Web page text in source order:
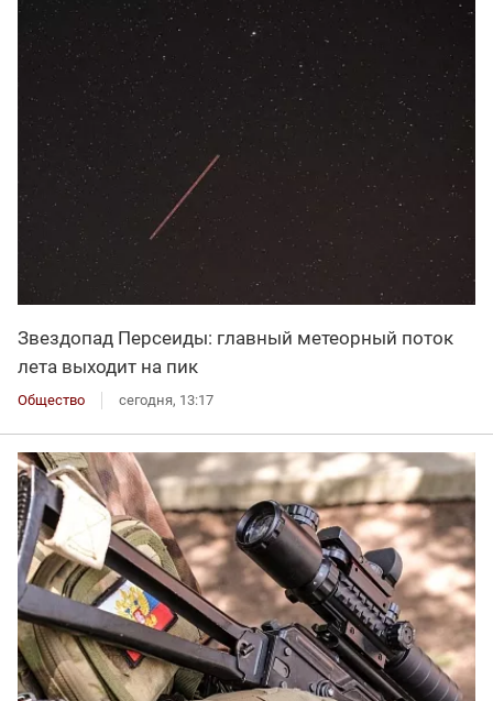
Звездопад Персеиды: главный метеорный поток
лета выходит на пик
Общество сегодня, 13:17